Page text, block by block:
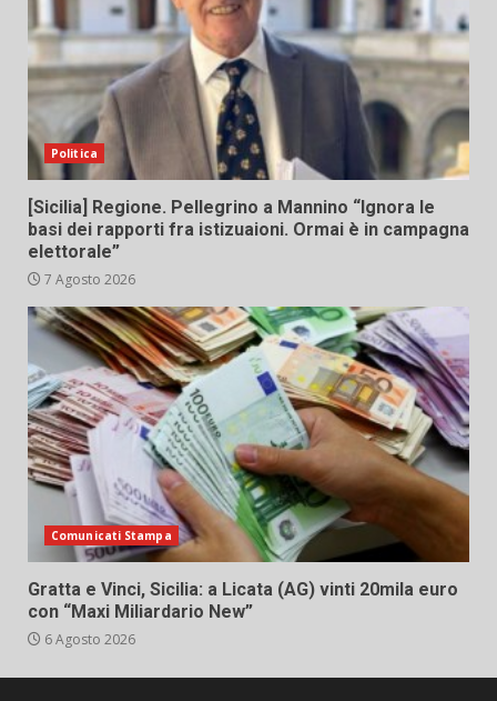
Politica
[Sicilia] Regione. Pellegrino a Mannino “Ignora le
basi dei rapporti fra istizuaioni. Ormai è in campagna
elettorale”
7 Agosto 2026
Comunicati Stampa
Gratta e Vinci, Sicilia: a Licata (AG) vinti 20mila euro
con “Maxi Miliardario New”
6 Agosto 2026